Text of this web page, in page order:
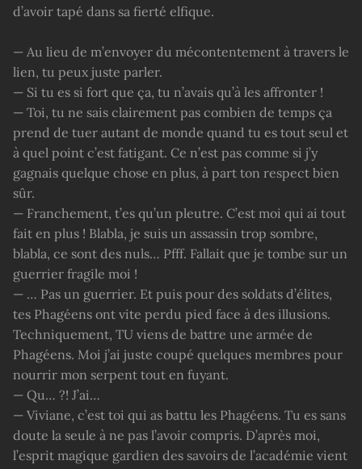
d’avoir tapé dans sa fierté elfique.
— Au lieu de m’envoyer du mécontentement à travers le
lien, tu peux juste parler.
— Si tu es si fort que ça, tu n’avais qu’à les affronter !
— Toi, tu ne sais clairement pas combien de temps ça
prend de tuer autant de monde quand tu es tout seul et
à quel point c’est fatigant. Ce n’est pas comme si j’y
gagnais quelque chose en plus, à part ton respect bien
sûr.
— Franchement, t’es qu’un pleutre. C’est moi qui ai tout
fait en plus ! Blabla, je suis un assassin trop sombre,
blabla, ce sont des nuls… Pfff. Fallait que je tombe sur un
guerrier fragile moi !
— … Pas un guerrier. Et puis pour des soldats d’élites,
tes Phagéens ont vite perdu pied face à des illusions.
Techniquement, TU viens de battre une armée de
Phagéens. Moi j’ai juste coupé quelques membres pour
nourrir mon serpent tout en fuyant.
— Qu… ?! J’ai…
— Viviane, c’est toi qui as battu les Phagéens. Tu es sans
doute la seule à ne pas l’avoir compris. D’après moi,
l’esprit magique gardien des savoirs de l’académie vient